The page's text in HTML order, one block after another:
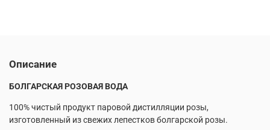
Описание
БОЛГАРСКАЯ РОЗОВАЯ ВОДА
100% чистый продукт паровой дистилляции розы,
изготовленный из свежих лепестков болгарской розы.